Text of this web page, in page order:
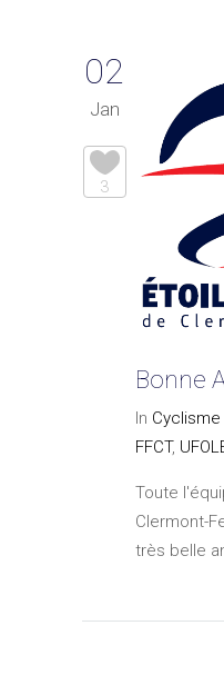
02
Jan
3
Bonne
In
FFCT,
Toute
Clermont-
très belle